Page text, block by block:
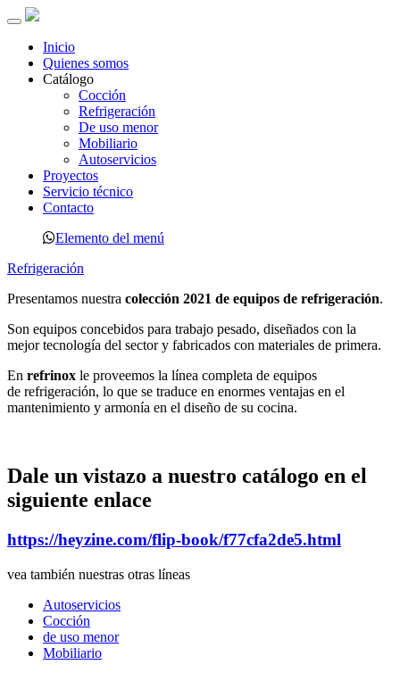
Toggle
navigation
Inicio
Quienes somos
Catálogo
Cocción
Refrigeración
De uso menor
Mobiliario
Autoservicios
Proyectos
Servicio técnico
Contacto
Elemento del menú
Refrigeración
Presentamos nuestra colección 2021 de equipos de refrigeración.
Son equipos concebidos para trabajo pesado, diseñados con la
mejortecnología del sector y fabricados con materiales de primera.
En refrinox le proveemos la línea completa de equipos
de refrigeración, lo que se traduce en enormes ventajas en el
mantenimiento y armonía en el diseño de su cocina.
Dale un vistazo a nuestro catálogo en el
siguiente enlace
https://heyzine.com/flip-book/f77cfa2de5.html
vea también nuestras otras líneas
Autoservicios
Cocción
de uso menor
Mobiliario